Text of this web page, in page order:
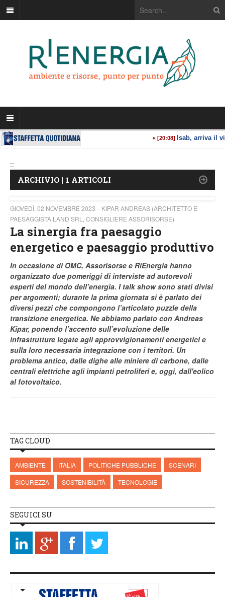
::
ARCHIVIO | 1 ARTICOLI
GIOVEDÌ, 02 NOVEMBRE 2023
KIPAR ANDREAS (ARCHITETTO E
PAESAGGISTA LAND SRL, CONSIGLIERE ASSORISORSE)
La sinergia fra paesaggio
energetico e paesaggio produttivo
In occasione di OMC, Assorisorse e RiEnergia hanno
organizzato due pomeriggi di interviste ad autorevoli
esperti del mondo dell’energia. I talk show sono stati divisi
per argomenti; durante la prima giornata si è parlato dei
diversi pezzi che compongono l’articolato puzzle della
transizione energetica. Ne abbiamo parlato con Andreas
Kipar, ponendo l’accento sull’evoluzione delle
infrastrutture legate agli approvvigionamenti energetici e
sulla loro necessaria integrazione con i territori. Un
problema antico, dalle dighe alle miniere di carbone, dalle
centrali elettriche agli impianti petroliferi e, oggi, dall'eolico
al fotovoltaico.
TAG CLOUD
AMBIENTE ITALIA POLITICHE PUBBLICHE
SCENARI
SICUREZZA
SOSTENIBILITÀ TECNOLOGIE
SEGUICI SU